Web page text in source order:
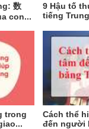
数
con...
9 Hậu tố
tiếng
trong
Cách thể
đến người